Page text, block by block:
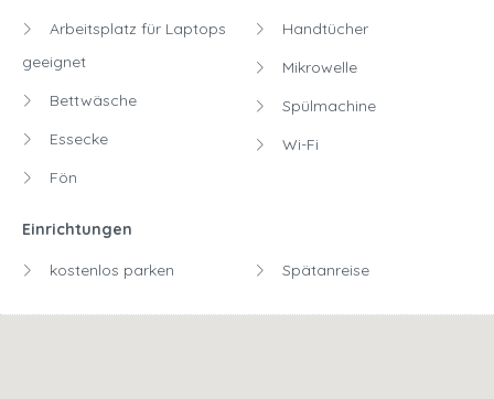
Arbeitsplatz für Laptops
geeignet
Bettwäsche
Essecke
Fön
Handtücher
Mikrowelle
Spülmachine
Wi-Fi
Einrichtungen
kostenlos parken Spätanreise